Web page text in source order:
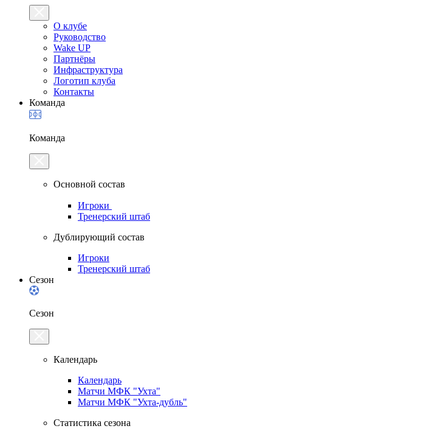
О клубе
Руководство
Wake UP
Партнёры
Инфраструктура
Логотип клуба
Контакты
Команда
Команда
Основной состав
Игроки
Тренерский штаб
Дублирующий состав
Игроки
Тренерский штаб
Сезон
Сезон
Календарь
Календарь
Матчи МФК "Ухта"
Матчи МФК "Ухта-дубль"
Статистика сезона